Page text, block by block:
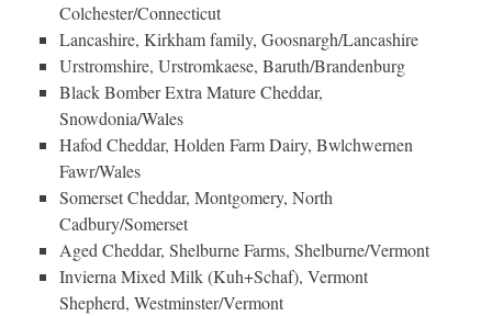
Colchester/Connecticut
Lancashire, Kirkham family, Goosnargh/Lancashire
Urstromshire, Urstromkaese, Baruth/Brandenburg
Black Bomber Extra Mature Cheddar,
Snowdonia/Wales
Hafod Cheddar, Holden Farm Dairy, Bwlchwernen
Fawr/Wales
Somerset Cheddar, Montgomery, North
Cadbury/Somerset
Aged Cheddar, Shelburne Farms, Shelburne/Vermont
Invierna Mixed Milk (Kuh+Schaf), Vermont
Shepherd, Westminster/Vermont